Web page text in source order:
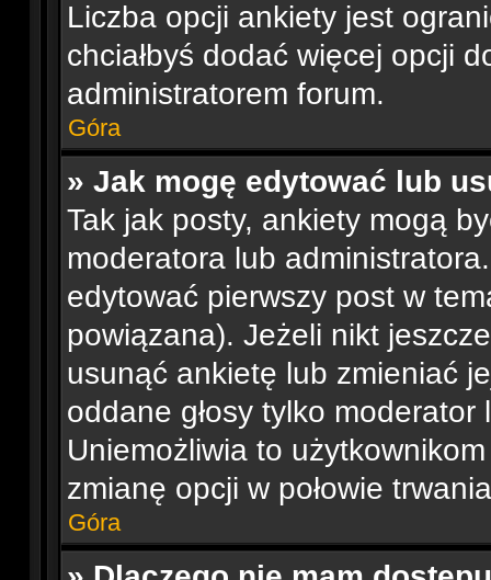
Liczba opcji ankiety jest
chciałbyś dodać więcej opcji
administratorem forum.
Góra
» Jak mogę edytować lub
Tak jak posty, ankiety mogą
moderatora lub
edytować pierwszy post w
powiązana). Jeżeli nikt
usunąć ankietę lub zmieniać
oddane głosy tylko
Uniemożliwia to
zmianę opcji w połowie
Góra